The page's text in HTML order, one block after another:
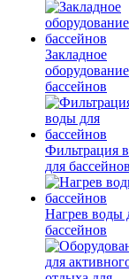
Закладное
бассейнов
Фильтрация
для бассейнов
Нагрев воды
бассейнов